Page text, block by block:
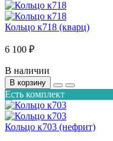
Кольцо к718 (кварц)
6 100 ₽
В наличии
В корзину
Есть комплект
Кольцо к703 (нефрит)